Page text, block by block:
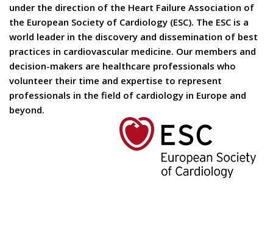
under the direction of the Heart Failure Association of
the European Society of Cardiology (ESC). The ESC is a
world leader in the discovery and dissemination of best
practices in cardiovascular medicine. Our members and
decision-makers are healthcare professionals who
volunteer their time and expertise to represent
professionals in the field of cardiology in Europe and
beyond.